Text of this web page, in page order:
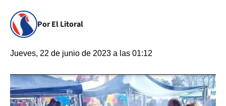
Por El Litoral
Jueves, 22 de junio de 2023 a las 01:12